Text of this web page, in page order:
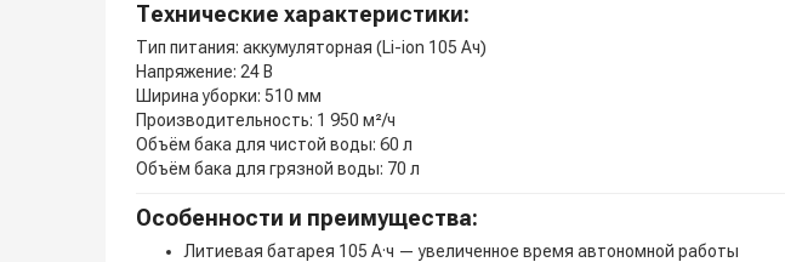
Технические характеристики:
Тип питания: аккумуляторная (Li-ion 105 Ач)
Напряжение: 24 В
Ширина уборки: 510 мм
Производительность: 1 950 м²/ч
Объём бака для чистой воды: 60 л
Объём бака для грязной воды: 70 л
Особенности и преимущества:
Литиевая батарея 105 А·ч — увеличенное время автономной работы